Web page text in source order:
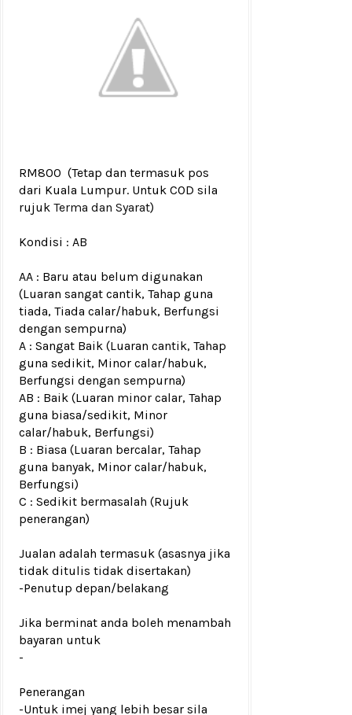
RM800 (Tetap dan termasuk pos
dari Kuala Lumpur. Untuk COD sila
rujuk Terma dan Syarat)
Kondisi : AB
AA : Baru atau belum digunakan
(Luaran sangat cantik, Tahap guna
tiada, Tiada calar/habuk, Berfungsi
dengan sempurna)
A : Sangat Baik (Luaran cantik, Tahap
guna sedikit, Minor calar/habuk,
Berfungsi dengan sempurna)
AB : Baik (Luaran minor calar, Tahap
guna biasa/sedikit, Minor
calar/habuk, Berfungsi)
B : Biasa (Luaran bercalar, Tahap
guna banyak, Minor calar/habuk,
Berfungsi)
C : Sedikit bermasalah (Rujuk
penerangan)
Jualan adalah termasuk (asasnya jika
tidak ditulis tidak disertakan)
-Penutup depan/belakang
Jika berminat anda boleh menambah
bayaran untuk
-
Penerangan
-Untuk imej yang lebih besar sila